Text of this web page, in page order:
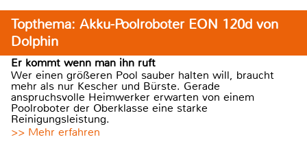
Topthema: Akku-Poolroboter EON 120d von
Dolphin
Er kommt wenn man ihn ruft
Wer einen größeren Pool sauber halten will, braucht
mehr als nur Kescher und Bürste. Gerade
anspruchsvolle Heimwerker erwarten von einem
Poolroboter der Oberklasse eine starke
Reinigungsleistung.
>> Mehr erfahren